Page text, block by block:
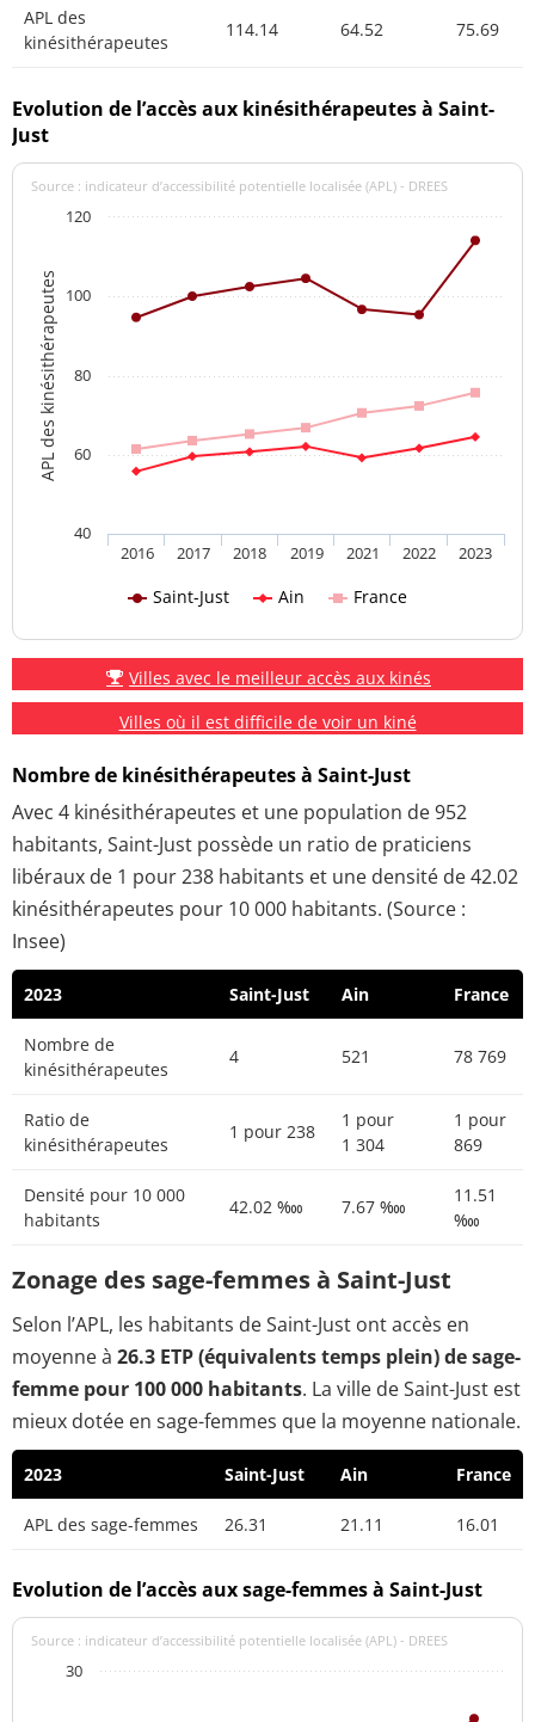
APL des
kinésithérapeutes
114.14 64.52 75.69
Evolution de l’accès aux kinésithérapeutes à Saint-
Just
APL des kinésithérapeutes
Source : indicateur d’accessibilité potentielle localisée (APL) - DREES
Saint-Just Ain France
2016 2017 2018 2019 2021 2022 2023
40
60
80
100
120
Villes avec le meilleur accès aux kinés
Villes où il est difficile de voir un kiné
Nombre de kinésithérapeutes à Saint-Just
Avec 4 kinésithérapeutes et une population de 952
habitants, Saint-Just possède un ratio de praticiens
libéraux de 1 pour 238 habitants et une densité de 42.02
kinésithérapeutes pour 10 000 habitants. (Source :
Insee)
2023 Saint-Just Ain France
Nombre de
kinésithérapeutes
4 521 78 769
Ratio de
kinésithérapeutes
1 pour 238
1 pour
1 304
1 pour
869
Densité pour 10 000
habitants
42.02 ‱ 7.67 ‱
11.51
‱
Zonage des sage-femmes à Saint-Just
Selon l’APL, les habitants de Saint-Just ont accès en
moyenne à 26.3 ETP (équivalents temps plein) de sage-
femme pour 100 000 habitants. La ville de Saint-Just est
mieux dotée en sage-femmes que la moyenne nationale.
2023 Saint-Just Ain France
APL des sage-femmes 26.31 21.11 16.01
Evolution de l’accès aux sage-femmes à Saint-Just
Source : indicateur d’accessibilité potentielle localisée (APL) - DREES
30